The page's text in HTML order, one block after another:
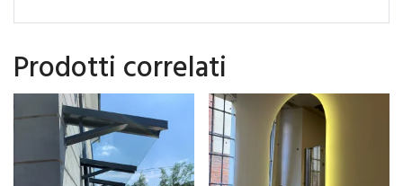
Prodotti correlati